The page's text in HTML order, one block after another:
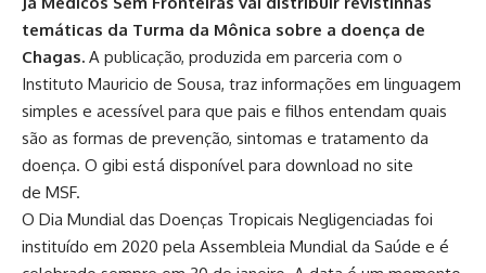
temáticas da Turma da Mônica sobre a doença de
Chagas. A publicação, produzida em parceria com o
Instituto Mauricio de Sousa, traz informações em linguagem
simples e acessível para que pais e filhos entendam quais
são as formas de prevenção, sintomas e tratamento da
doença. O gibi está disponível para download no site
de MSF.
O Dia Mundial das Doenças Tropicais Negligenciadas foi
instituído em 2020 pela Assembleia Mundial da Saúde e é